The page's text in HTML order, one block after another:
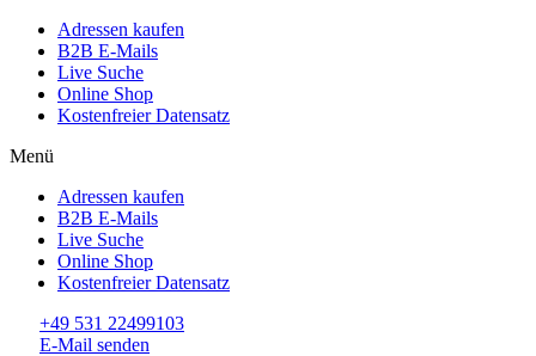
Adressen kaufen
B2B E-Mails
Live Suche
Online Shop
Kostenfreier Datensatz
Menü
Adressen kaufen
B2B E-Mails
Live Suche
Online Shop
Kostenfreier Datensatz
+49 531 22499103
E-Mail senden